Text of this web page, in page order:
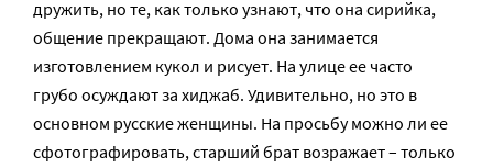
дружить, но те, как только узнают, что она сирийка,
общение прекращают. Дома она занимается
изготовлением кукол и рисует. На улице ее часто
грубо осуждают за хиджаб. Удивительно, но это в
основном русские женщины. На просьбу можно ли ее
сфотографировать, старший брат возражает – только